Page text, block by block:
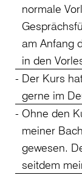
normale
am Anfang
in den
Der Kurs
gerne im
Ohne den
meiner
gewesen.
seitdem